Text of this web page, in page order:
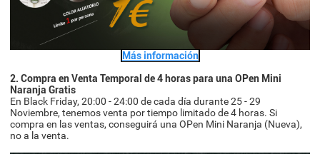
Más información
2. Compra en Venta Temporal de 4 horas para una OPen Mini
Naranja Gratis
En Black Friday, 20:00 - 24:00 de cada día durante 25 - 29
Noviembre, tenemos venta por tiempo limitado de 4 horas. Si
compra en las ventas, conseguirá una OPen Mini Naranja (Nueva),
no a la venta.